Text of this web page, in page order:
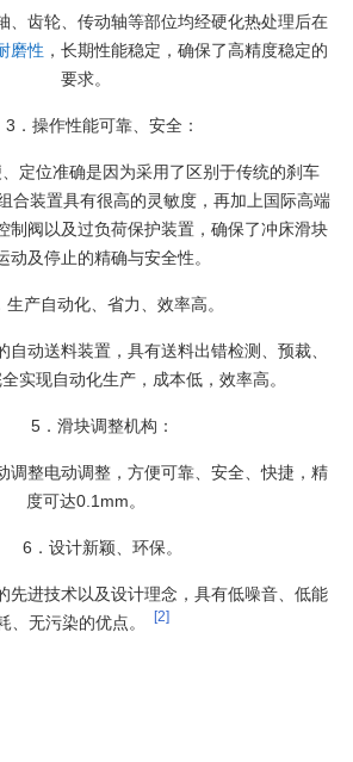
、齿轮、传动轴等部位均经硬化热处理后在
磨性 ，长期性能稳定，确保了高精度稳定的
要求。
3．操作性能可靠、安全：
定位准确是因为采用了区别于传统的刹车
合装置具有很高的灵敏度，再加上国际高端
制阀以及过负荷保护装置，确保了冲床滑块
动及停止的精确与安全性。
生产自动化、省力、效率高。
自动送料装置，具有送料出错检测、预裁、
实现自动化生产，成本低，效率高。
5．滑块调整机构：
调整电动调整，方便可靠、安全、快捷，精
度可达0.1mm。
6．设计新颖、环保。
先进技术以及设计理念，具有低噪音、低能
、无污染的优点。
[2]